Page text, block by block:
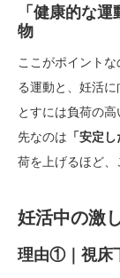
「健康的な
物
ここがポイント
る運動と、妊活
とすには負荷の
先なのは 「安定
荷を上げるほど、
妊活中の激
理由①｜視床